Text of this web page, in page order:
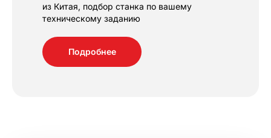
из Китая, подбор станка по вашему
техническому заданию
Подробнее